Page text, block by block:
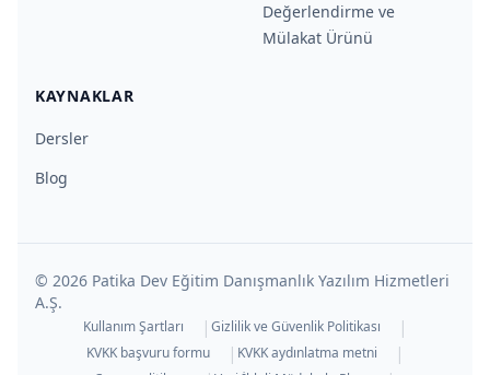
Değerlendirme ve
Mülakat Ürünü
KAYNAKLAR
Dersler
Blog
© 2026 Patika Dev Eğitim Danışmanlık Yazılım Hizmetleri
A.Ş.
Kullanım Şartları | Gizlilik ve Güvenlik Politikası |
KVKK başvuru formu | KVKK aydınlatma metni |